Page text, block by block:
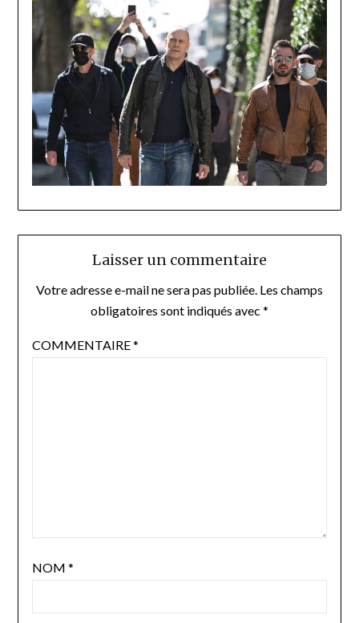
Laisser un commentaire
Votre adresse e-mail ne sera pas publiée. Les champs
obligatoires sont indiqués avec *
COMMENTAIRE*
NOM *